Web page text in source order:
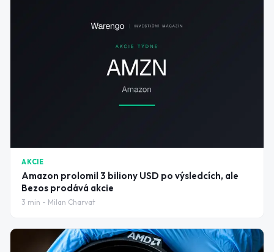
AKCIE
Amazon prolomil 3 biliony USD po výsledcích, ale
Bezos prodává akcie
3 min - Milan Charvat